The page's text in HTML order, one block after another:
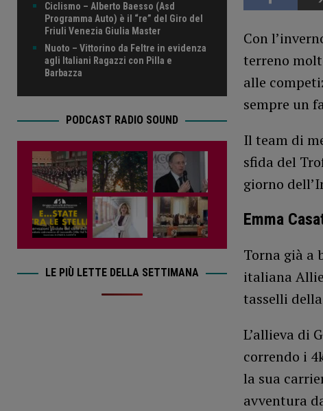
Con
terreno
alle
sempre un
Il team di
sfida del
giorno
Emma
Torna già a
italiana
tasselli
L’allieva di
correndo i
la sua
avventura
Ciclismo – Alberto Baesso (Asd
Programma Auto) è il “re” del Giro del
Friuli Venezia Giulia Master
Nuoto – Vittorino da Feltre in evidenza
agli Italiani Ragazzi con Pilla e
Barbazza
PODCAST RADIO SOUND
LE PIÙ LETTE DELLA SETTIMANA